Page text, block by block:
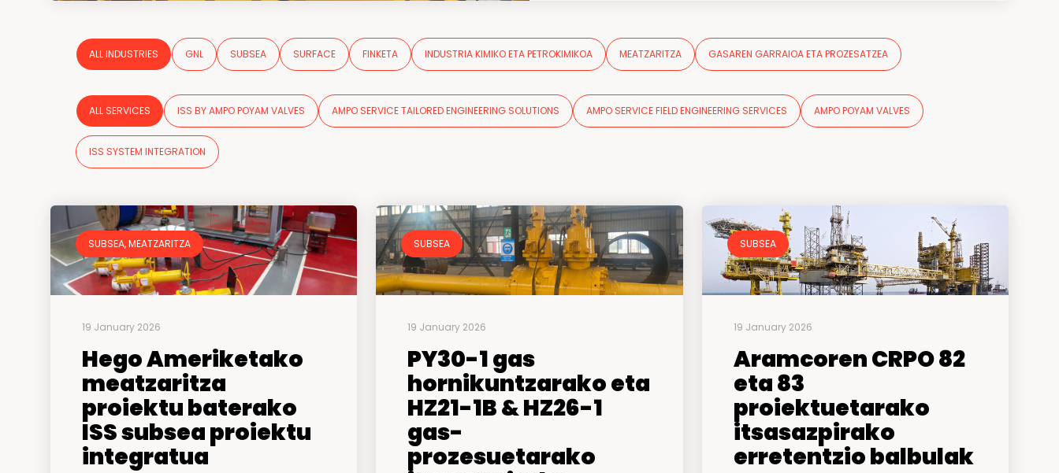
ALL INDUSTRIES GNL SUBSEA SURFACE FINKETA INDUSTRIA KIMIKO ETA PETROKIMIKOA MEATZARITZA GASAREN GARRAIOA ETA PROZESATZEA
ALL SERVICES ISS BY AMPO POYAM VALVES AMPO SERVICE TAILORED ENGINEERING SOLUTIONS AMPO SERVICE FIELD ENGINEERING SERVICES AMPO POYAM VALVES
ISS SYSTEM INTEGRATION
SUBSEA, MEATZARITZA
19 January 2026
Hego Ameriketako
meatzaritza
proiektu baterako
ISS subsea proiektu
integratua
SUBSEA
19 January 2026
PY30-1 gas
hornikuntzarako eta
HZ21-1B & HZ26-1
gas-
prozesuetarako
SUBSEA
19 January 2026
Aramcoren CRPO 82
eta 83
proiektuetarako
itsasazpirako
erretentzio balbulak